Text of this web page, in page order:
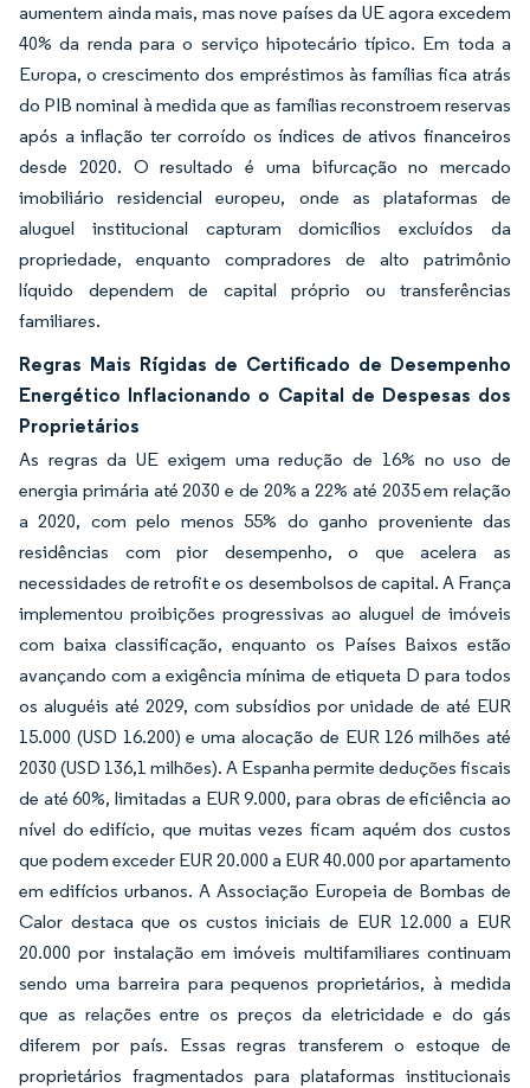
aumentem ainda mais, mas nove países da UE agora excedem
40% da renda para o serviço hipotecário típico. Em toda a
Europa, o crescimento dos empréstimos às famílias fica atrás
do PIB nominal à medida que as famílias reconstroem reservas
após a inflação ter corroído os índices de ativos financeiros
desde 2020. O resultado é uma bifurcação no mercado
imobiliário residencial europeu, onde as plataformas de
aluguel institucional capturam domicílios excluídos da
propriedade, enquanto compradores de alto patrimônio
líquido dependem de capital próprio ou transferências
familiares.
Regras Mais Rígidas de Certificado de Desempenho
Energético Inflacionando o Capital de Despesas dos
Proprietários
As regras da UE exigem uma redução de 16% no uso de
energia primária até 2030 e de 20% a 22% até 2035 em relação
a 2020, com pelo menos 55% do ganho proveniente das
residências com pior desempenho, o que acelera as
necessidades de retrofit e os desembolsos de capital. A França
implementou proibições progressivas ao aluguel de imóveis
com baixa classificação, enquanto os Países Baixos estão
avançando com a exigência mínima de etiqueta D para todos
os aluguéis até 2029, com subsídios por unidade de até EUR
15.000 (USD 16.200) e uma alocação de EUR 126 milhões até
2030 (USD 136,1 milhões). A Espanha permite deduções fiscais
de até 60%, limitadas a EUR 9.000, para obras de eficiência ao
nível do edifício, que muitas vezes ficam aquém dos custos
que podem exceder EUR 20.000 a EUR 40.000 por apartamento
em edifícios urbanos. A Associação Europeia de Bombas de
Calor destaca que os custos iniciais de EUR 12.000 a EUR
20.000 por instalação em imóveis multifamiliares continuam
sendo uma barreira para pequenos proprietários, à medida
que as relações entre os preços da eletricidade e do gás
diferem por país. Essas regras transferem o estoque de
proprietários fragmentados para plataformas institucionais